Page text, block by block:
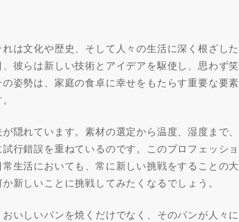
は文化や歴史、そして人々の生活に深く根ざした
彼らは新しい技術とアイデアを駆使し、思わず笑
姿勢は、家庭の食卓に幸せをもたらす重要な要素
隠れています。素材の選定から温度、湿度まで、
行錯誤を重ねているのです。このプロフェッショ
生活においても、常に新しい挑戦をすることの大
新しいことに挑戦してみたくなるでしょう。
いしいパンを焼くだけでなく、そのパンが人々に